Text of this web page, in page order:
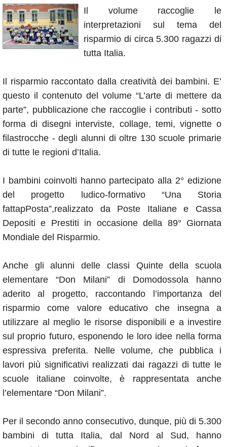
Annunci
Il volume raccoglie le
interpretazioni sul tema del
risparmio di circa 5.300 ragazzi di
tutta Italia.
Il risparmio raccontato dalla creatività dei bambini. E’
questo il contenuto del volume “L’arte di mettere da
parte”, pubblicazione che raccoglie i contributi - sotto
forma di disegni interviste, collage, temi, vignette o
filastrocche - degli alunni di oltre 130 scuole primarie
di tutte le regioni d’Italia.
I bambini coinvolti hanno partecipato alla 2° edizione
del progetto ludico-formativo “Una Storia
fattapPosta”,realizzato da Poste Italiane e Cassa
Depositi e Prestiti in occasione della 89° Giornata
Mondiale del Risparmio.
Anche gli alunni delle classi Quinte della scuola
elementare “Don Milani” di Domodossola hanno
aderito al progetto, raccontando l’importanza del
risparmio come valore educativo che insegna a
utilizzare al meglio le risorse disponibili e a investire
sul proprio futuro, esponendo le loro idee nella forma
espressiva preferita. Nelle volume, che pubblica i
lavori più significativi realizzati dai ragazzi di tutte le
scuole italiane coinvolte, è rappresentata anche
l’elementare “Don Milani”.
Per il secondo anno consecutivo, dunque, più di 5.300
bambini di tutta Italia, dal Nord al Sud, hanno